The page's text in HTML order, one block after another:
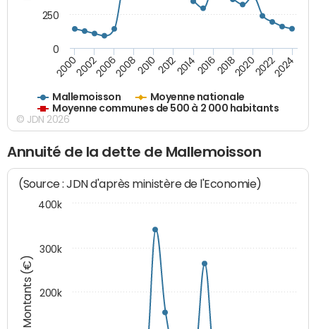
Mallemoisson
Moyenne nationale
Moyenne communes de 500 à 2 000 habitants
200020022006200820102012201420162018202020222024
0
250
© JDN 2026
Annuité de la dette de Mallemoisson
Montants (€)
(Source : JDN d'après ministère de l'Economie)
200k
300k
400k